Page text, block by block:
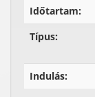
Időtartam:
Típus:
Indulás: